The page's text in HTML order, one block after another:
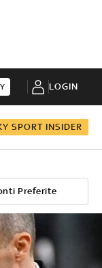
LOGIN
SPORT INSIDER
Preferite